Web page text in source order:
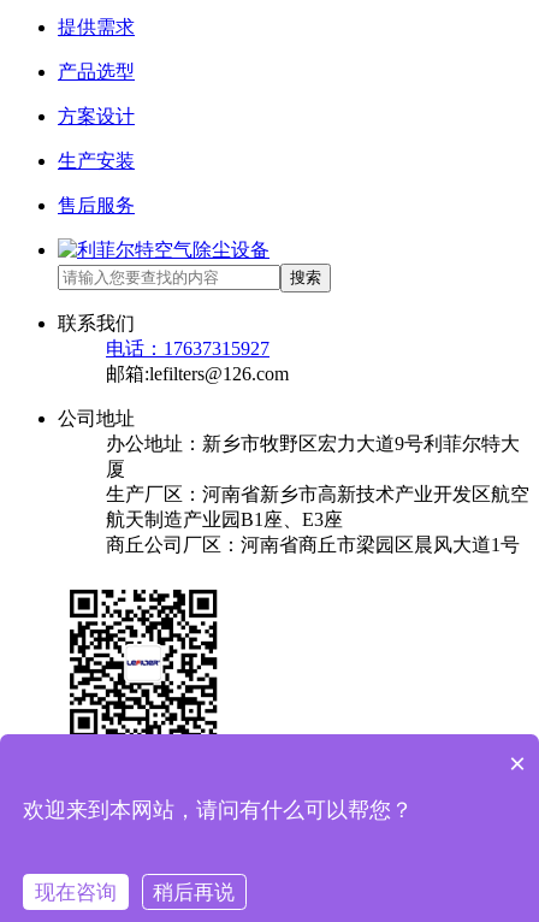
提供需求
产品选型
方案设计
生产安装
售后服务
搜索
联系我们
电话：17637315927
邮箱:lefilters@126.com
公司地址
办公地址：新乡市牧野区宏力大道9号利菲尔特大
厦
生产厂区：河南省新乡市高新技术产业开发区航空
航天制造产业园B1座、E3座
商丘公司厂区：河南省商丘市梁园区晨风大道1号
Copyright © 2025 利菲尔特（商标：菲瑞达） 版权所有
号：豫ICP备11005909号-11
×
欢迎来到本网站，请问有什么可以帮您？
现在咨询 稍后再说